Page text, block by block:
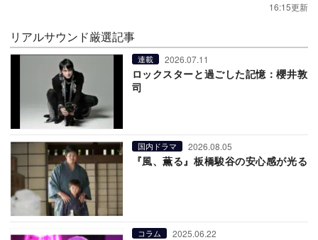
16:15更新
リアルサウンド厳選記事
連載 2026.07.11
ロックスターと過ごした記憶：櫻井敦
司
国内ドラマ 2026.08.05
『風、薫る』板橋駿谷の安心感が光る
コラム 2025.06.22